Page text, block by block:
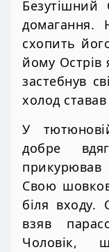
Безутішний
домагання.
схопить
йому Острів
застебнув
холод
У
добре
прикурював
Свою
біля входу.
взяв
Чоловік,